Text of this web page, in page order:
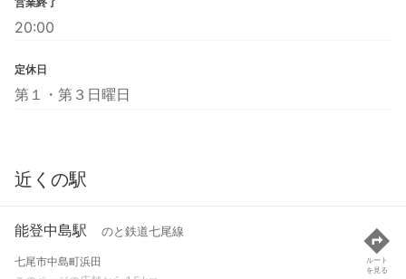
20:00
定休日
第１・第３日曜日
近くの駅
能登中島駅 のと鉄道七尾線
七尾市中島町浜田
ルート
を見る